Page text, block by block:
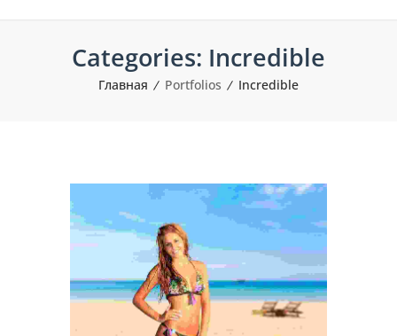
Categories: Incredible
Главная Portfolios Incredible